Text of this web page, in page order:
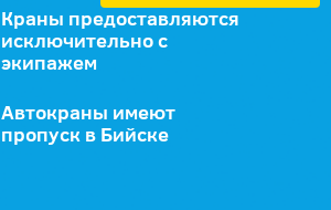
Краны предоставляются
исключительно с
экипажем
Автокраны имеют
пропуск в Бийске